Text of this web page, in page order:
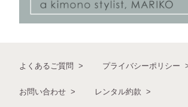
よくあるご質問 プライバシーポリシー
お問い合わせ レンタル約款